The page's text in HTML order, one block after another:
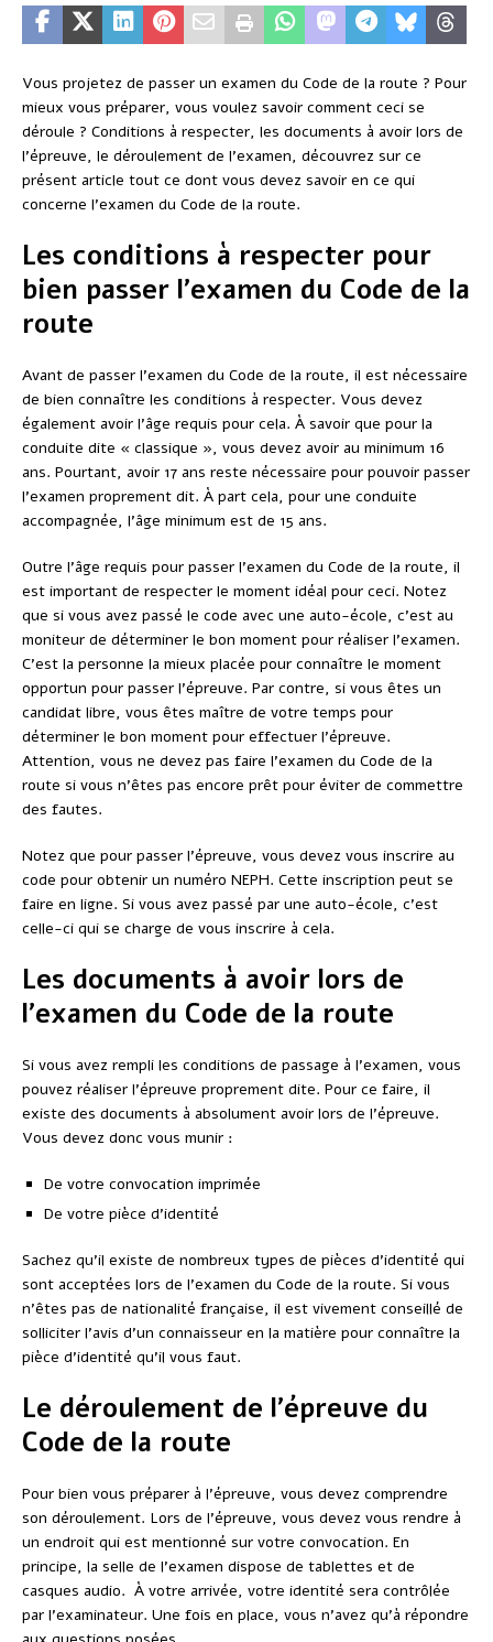
Vous projetez de passer un examen du Code de la route ? Pour
mieux vous préparer, vous voulez savoir comment ceci se
déroule ? Conditions à respecter, les documents à avoir lors de
l’épreuve, le déroulement de l’examen, découvrez sur ce
présent article tout ce dont vous devez savoir en ce qui
concerne l’examen du Code de la route.
Les conditions à respecter pour
bien passer l’examen du Code de la
route
Avant de passer l’examen du Code de la route, il est nécessaire
de bien connaître les conditions à respecter. Vous devez
également avoir l’âge requis pour cela. À savoir que pour la
conduite dite « classique », vous devez avoir au minimum 16
ans. Pourtant, avoir 17 ans reste nécessaire pour pouvoir passer
l’examen proprement dit. À part cela, pour une conduite
accompagnée, l’âge minimum est de 15 ans.
Outre l’âge requis pour passer l’examen du Code de la route, il
est important de respecter le moment idéal pour ceci. Notez
que si vous avez passé le code avec une auto-école, c’est au
moniteur de déterminer le bon moment pour réaliser l’examen.
C’est la personne la mieux placée pour connaître le moment
opportun pour passer l’épreuve. Par contre, si vous êtes un
candidat libre, vous êtes maître de votre temps pour
déterminer le bon moment pour effectuer l’épreuve.
Attention, vous ne devez pas faire l’examen du Code de la
route si vous n’êtes pas encore prêt pour éviter de commettre
des fautes.
Notez que pour passer l’épreuve, vous devez vous inscrire au
code pour obtenir un numéro NEPH. Cette inscription peut se
faire en ligne. Si vous avez passé par une auto-école, c’est
celle-ci qui se charge de vous inscrire à cela.
Les documents à avoir lors de
l’examen du Code de la route
Si vous avez rempli les conditions de passage à l’examen, vous
pouvez réaliser l’épreuve proprement dite. Pour ce faire, il
existe des documents à absolument avoir lors de l’épreuve.
Vous devez donc vous munir :
De votre convocation imprimée
De votre pièce d’identité
Sachez qu’il existe de nombreux types de pièces d’identité qui
sont acceptées lors de l’examen du Code de la route. Si vous
n’êtes pas de nationalité française, il est vivement conseillé de
solliciter l’avis d’un connaisseur en la matière pour connaître la
pièce d’identité qu’il vous faut.
Le déroulement de l’épreuve du
Code de la route
Pour bien vous préparer à l’épreuve, vous devez comprendre
son déroulement. Lors de l’épreuve, vous devez vous rendre à
un endroit qui est mentionné sur votre convocation. En
principe, la selle de l’examen dispose de tablettes et de
casques audio. À votre arrivée, votre identité sera contrôlée
par l’examinateur. Une fois en place, vous n’avez qu’à répondre